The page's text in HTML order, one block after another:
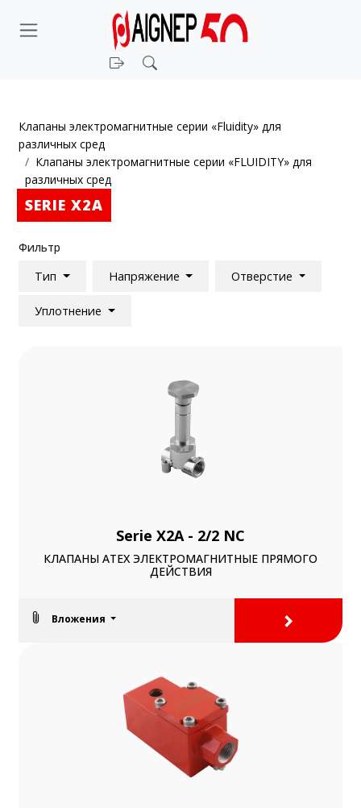
Войти
Клапаны электромагнитные серии «Fluidity» для
различных сред
Клапаны электромагнитные серии «FLUIDITY» для
различных сред
SERIE X2A
Фильтр
Тип
Напряжение Отверстие
Уплотнение
Serie X2A - 2/2 NC
КЛАПАНЫ ATEX ЭЛЕКТРОМАГНИТНЫЕ ПРЯМОГО
ДЕЙСТВИЯ
Вложения >